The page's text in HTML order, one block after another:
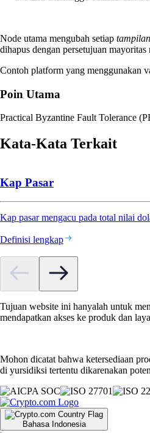
Node utama mengubah setiap tampilan,
dihapus dengan persetujuan mayoritas
Contoh platform yang menggunakan
Poin Utama
Practical Byzantine Fault Tolerance
Kata-Kata Terkait
Kap Pasar
Kap pasar mengacu pada total nilai
Definisi lengkap
Tujuan website ini hanyalah untuk
mendapatkan akses ke produk dan
Mohon dicatat bahwa ketersediaan
di yursidiksi tertentu dikarenakan
Bahasa Indonesia